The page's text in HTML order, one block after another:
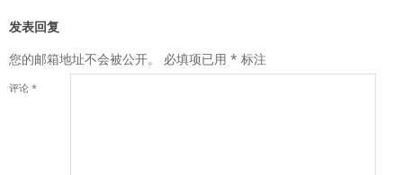
发表回复
您的邮箱地址不会被公开。
必填项已用 * 标注
评论 *